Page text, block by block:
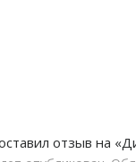
отзыв на